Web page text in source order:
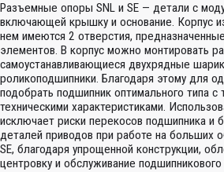
Разъемные опоры SNL и SE — детали с
включающей крышку и основание. Корпус
нем имеются 2 отверстия,
элементов. В корпус можно монтировать
самоустанавливающиеся двухрядные
роликоподшипники. Благодаря этому для
подобрать подшипник оптимального типа
техническими характеристиками.
исключает риски перекосов подшипника и
деталей приводов при работе на больших
SE, благодаря упрощенной конструкции,
центровку и обслуживание подшипникового